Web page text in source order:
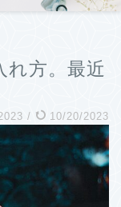
方。最近
/ 10/20/2023